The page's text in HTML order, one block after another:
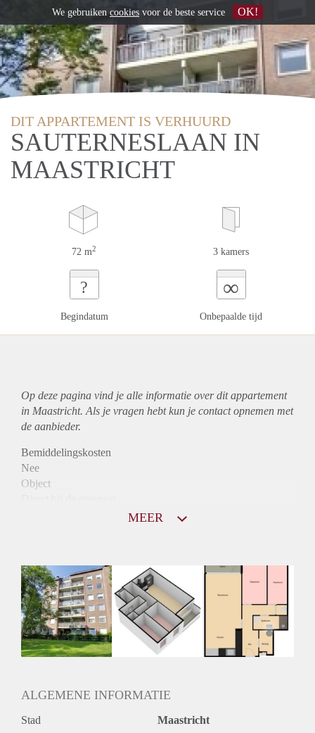
DIT APPARTEMENT IS VERHUURD
SAUTERNESLAAN IN
MAASTRICHT
72 m2 3 kamers
?
Begindatum
∞
Onbepaalde tijd
Op deze pagina vind je alle informatie over ditappartement
in Maastricht. Als je vragen hebt kun je contact opnemen met
de aanbieder.
Bemiddelingskosten
Nee
Object
Huurtoeslag
Mogelijk
Inkomen eis
N.V.T.
Huurtermijn
Onbepaalde termijn
MEER
ALGEMENE INFORMATIE
Stad Maastricht
We gebruiken cookies voor de beste service OK!